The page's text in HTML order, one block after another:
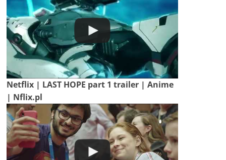
Netflix | LAST HOPE part 1 trailer | Anime
| Nflix.pl